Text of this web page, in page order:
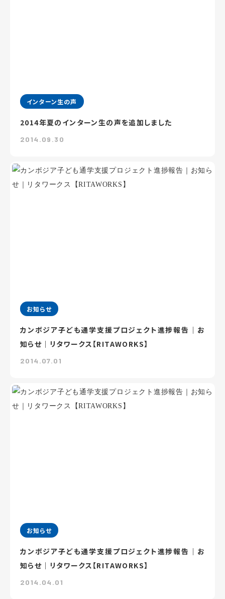
インターン生の声
2014年夏のインターン生の声を追加しました
2014.09.30
お知らせ
カンボジア子ども通学支援プロジェクト進捗報告｜お
知らせ｜リタワークス【RITAWORKS】
2014.07.01
お知らせ
カンボジア子ども通学支援プロジェクト進捗報告｜お
知らせ｜リタワークス【RITAWORKS】
2014.04.01